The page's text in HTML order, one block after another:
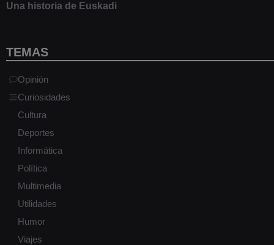
Una historia de Euskadi
TEMAS
Opinión
Curiosidades
Cultura
Deportes
Informática
Política
Multimedia
Utilidades
Humor
Viajes